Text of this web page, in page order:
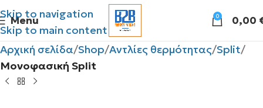
Skip to navigation
Skip to main content
Menu 0 0,00
Αρχική σελίδα Shop Αντλίες θερμότητας Split
Μονοφασική Split